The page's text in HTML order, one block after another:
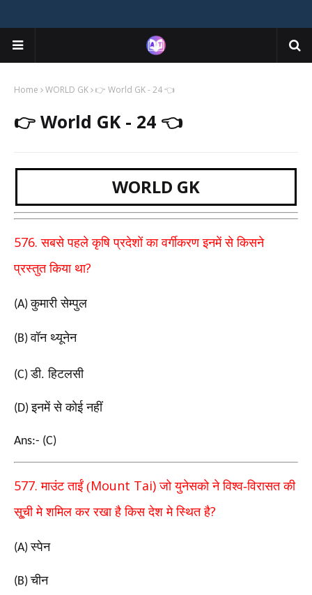
Home WORLD GK 👉 World GK - 24 👈
👉 World GK - 24 👈
WORLD GK
576.सबसे पहले कृषि प्रदेशों का वर्गीकरण इनमें से किसने
प्रस्तुत किया था?
(A)कुमारी सेम्पुल
(B)वॉन थ्यूनेन
(C)डी. हिटलसी
(D)इनमें से कोई नहीं
Ans:- (C)
577.माउंट ताईं (Mount Tai)जो युनेसको ने विश्व-विरासत की
सू्ची मे शमिल कर रखा है किस देश मे स्थित है?
(A)स्पेन
(B)चीन